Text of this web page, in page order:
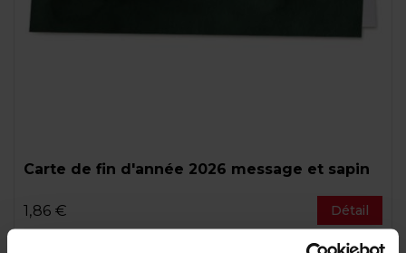
Carte de fin d'année 2026 message et sapin
1,86 € Détail